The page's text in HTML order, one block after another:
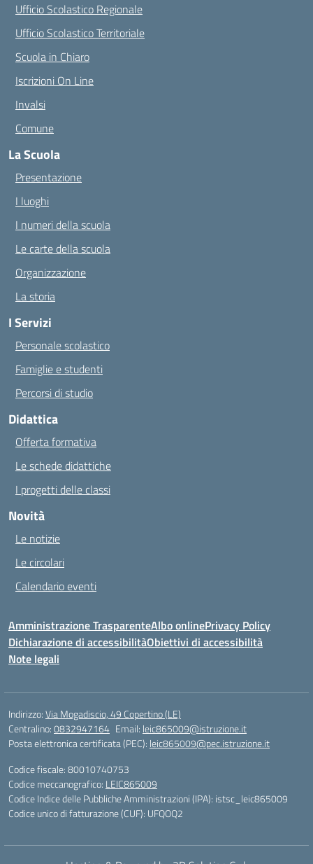
Ufficio Scolastico Regionale
Ufficio Scolastico Territoriale
Scuola in Chiaro
Iscrizioni On Line
Invalsi
Comune
La Scuola
Presentazione
I luoghi
I numeri della scuola
Le carte della scuola
Organizzazione
La storia
I Servizi
Personale scolastico
Famiglie e studenti
Percorsi di studio
Didattica
Offerta formativa
Le schede didattiche
I progetti delle classi
Novità
Le notizie
Le circolari
Calendario eventi
Amministrazione TrasparenteAlbo onlinePrivacy Policy
Dichiarazione di accessibilitàObiettivi di accessibilità
Note legali
Indirizzo:Via Mogadiscio, 49 Copertino (LE)
Centralino:0832947164 Email: leic865009@istruzione.it
Posta elettronica certificata (PEC): leic865009@pec.istruzione.it
Codice fiscale: 80010740753
Codice meccanografico: LEIC865009
Codice Indice delle Pubbliche Amministrazioni (IPA): istsc_leic865009
Codice unico di fatturazione (CUF): UFQOQ2